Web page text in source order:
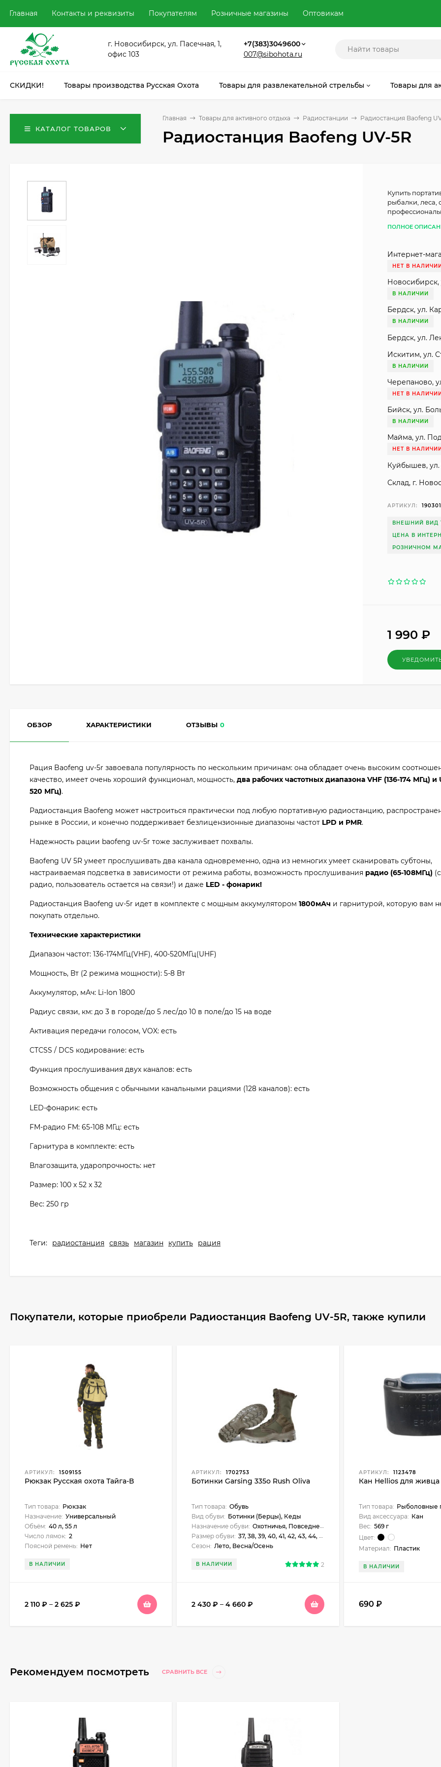
Главная Контакты и реквизиты Покупателям Розничные магазины Оптовикам
г. Новосибирск, ул. Пасечная, 1,
офис 103
+7(383)3049600
007@sibohota.ru
СКИДКИ! Товары производства Русская Охота Товары для развлекательной стрельбы Товары для
КАТАЛОГ ТОВАРОВ
Главная Товары для активного отдыха Радиостанции Радиостанция Baofeng
Радиостанция Baofeng UV-5R
Купить
рыбалки, леса,
ПОЛНОЕ
Интернет-
НЕТ В
Новосибирск,
В НАЛИЧИИ
Бердск, ул.
В НАЛИЧИИ
Бердск, ул.
Искитим, ул.
В НАЛИЧИИ
Черепаново,
НЕТ В
Бийск, ул.
В НАЛИЧИИ
Майма, ул.
НЕТ В
Куйбышев, ул.
Склад, г.
АРТИКУЛ:
ВНЕШНИЙ ВИД
ЦЕНА В
РОЗНИЧНОМ
1 990₽
ОБЗОР ХАРАКТЕРИСТИКИ ОТЗЫВЫ 0
Рация Baofeng uv-5r завоевала популярность по нескольким причинам: она обладает очень высоким
качество, имеет очень хороший функционал, мощность, два рабочих частотных диапазона VHF (136-174 МГц) и
520 МГц).
Радиостанция Baofeng может настроиться практически под любую портативную радиостанцию,
рынке в России, и конечно поддерживает безлицензионные диапазоны частот LPD и PMR.
Надежность рации baofeng uv-5r тоже заслуживает похвалы.
Baofeng UV 5R умеет прослушивать два канала одновременно, одна из немногих умеет сканировать субтоны,
настраиваемая подсветка в зависимости от режима работы, возможность прослушивания радио (65-108МГц)
радио, пользователь остается на связи!) и даже LED - фонарик!
Радиостанция Baofeng uv-5r идет в комплекте с мощным аккумулятором 1800мАч и гарнитурой, которую вам
покупать отдельно.
Технические характеристики
Диапазон частот: 136-174МГц(VHF), 400-520МГц(UHF)
Мощность, Вт (2 режима мощности): 5-8 Вт
Аккумулятор, мАч: Li-Ion 1800
Радиус связи, км: до 3 в городе/до 5 лес/до 10 в поле/до 15 на воде
Активация передачи голосом, VOX: есть
CTCSS / DCS кодирование: есть
Функция прослушивания двух каналов: есть
Возможность общения с обычными канальными рациями (128 каналов): есть
LED-фонарик: есть
FM-радио FM: 65-108 МГц: есть
Гарнитура в комплекте: есть
Влагозащита, ударопрочность: нет
Размер: 100 х 52 x 32
Вес: 250 гр
Теги: радиостанция связь магазин купить рация
Покупатели, которые приобрели Радиостанция Baofeng UV-5R, также купили
АРТИКУЛ: 1509155
Рюкзак Русская охота Тайга-В
Тип товара: Рюкзак
Назначение: Универсальный
Объём: 40 л, 55 л
Число лямок: 2
Поясной ремень: Нет
В НАЛИЧИИ
2 110 ₽ – 2 625 ₽
АРТИКУЛ: 1702753
Ботинки Garsing 335о Rush Oliva
Тип товара: Обувь
Вид обуви: Ботинки (Берцы), Кеды
Назначение обуви: Охотничья, Повседневная, Силовые/охранные структуры, Туристическая
Размер обуви: 37, 38, 39, 40, 41, 42, 43, 44, 45, 46, 47, 48
Сезон: Лето, Весна/Осень
В НАЛИЧИИ 2
2 430₽ –4 660₽
АРТИКУЛ: 1123478
Кан Hellios для живца
Тип товара: Рыболовные
Вид аксессуара: Кан
Вес: 569 г
Цвет:
Материал: Пластик
В НАЛИЧИИ
690 ₽
Рекомендуем посмотреть СРАВНИТЬ ВСЕ